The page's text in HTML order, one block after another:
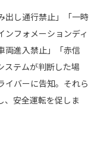
出し通行禁止」「一時
フォメーションディ
両進入禁止」「赤信
ステムが判断した場
イバーに告知。それら
、安全運転を促しま